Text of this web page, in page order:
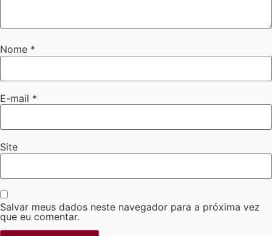
Nome *
E-mail *
Site
Salvar meus dados neste navegador para a próxima vez
que eu comentar.